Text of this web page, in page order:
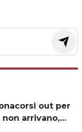
out per
arrivano,